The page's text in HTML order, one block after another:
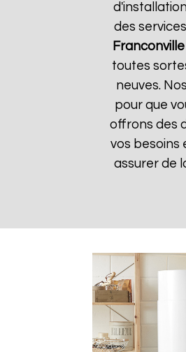
des
Franconville
toutes
neuves.
pour que
offrons des
vos besoins
assurer de